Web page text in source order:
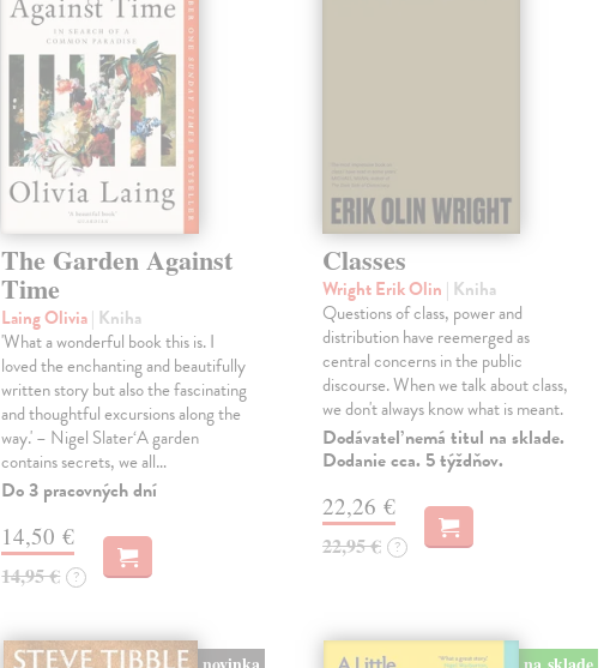
The Garden Against
Time
Laing Olivia| Kniha
'What a wonderful book this is. I
loved the enchanting and beautifully
written story but also the fascinating
and thoughtful excursions along the
way.' – Nigel Slater‘A garden
contains secrets, we all…
Do 3 pracovných dní
14,50 €
14,95 € ?
Classes
Wright Erik Olin | Kniha
Questions of class, power and
distribution have reemerged as
central concerns in the public
discourse. When we talk about class,
we don't always know what is meant.
Dodávateľ nemá titul na sklade.
Dodanie cca. 5 týždňov.
22,26 €
22,95 € ?